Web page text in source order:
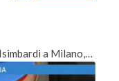
a Milano,…